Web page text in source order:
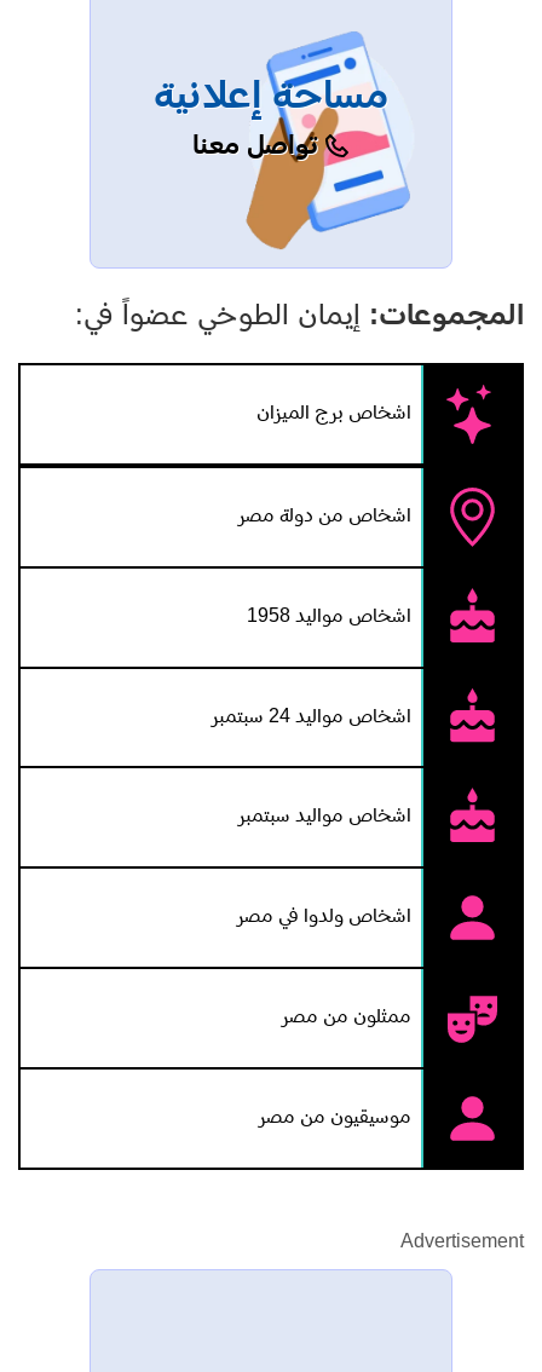
مساحة إعلانية
تواصل معنا
المجموعات: إيمان الطوخي عضواً في:
اشخاص برج الميزان
اشخاص من دولة مصر
اشخاص مواليد 1958
اشخاص مواليد 24 سبتمبر
اشخاص مواليد سبتمبر
اشخاص ولدوا في مصر
ممثلون من مصر
موسيقيون من مصر
Advertisement